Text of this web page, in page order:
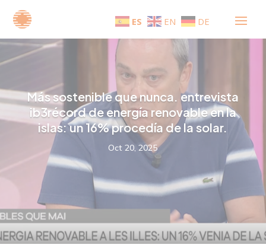
ES EN DE
Más sostenible que nunca. entrevista
ib3récord de energía renovable en la
islas: un 16% procedía de la solar.
Oct 20, 2025